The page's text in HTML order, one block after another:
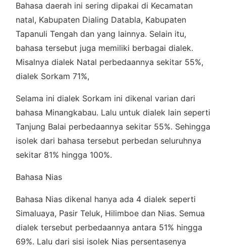
Bahasa daerah ini sering dipakai di Kecamatan
natal, Kabupaten Dialing Databla, Kabupaten
Tapanuli Tengah dan yang lainnya. Selain itu,
bahasa tersebut juga memiliki berbagai dialek.
Misalnya dialek Natal perbedaannya sekitar 55%,
dialek Sorkam 71%,
Selama ini dialek Sorkam ini dikenal varian dari
bahasa Minangkabau. Lalu untuk dialek lain seperti
Tanjung Balai perbedaannya sekitar 55%. Sehingga
isolek dari bahasa tersebut perbedan seluruhnya
sekitar 81% hingga 100%.
Bahasa Nias
Bahasa Nias dikenal hanya ada 4 dialek seperti
Simaluaya, Pasir Teluk, Hilimboe dan Nias. Semua
dialek tersebut perbedaannya antara 51% hingga
69%. Lalu dari sisi isolek Nias persentasenya